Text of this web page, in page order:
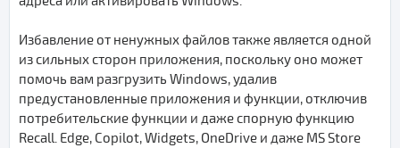
Избавление от ненужных файлов также является одной
из сильных сторон приложения, поскольку оно может
помочь вам разгрузить Windows, удалив
предустановленные приложения и функции, отключив
потребительские функции и даже спорную функцию
Recall. Edge, Copilot, Widgets, OneDrive и даже MS Store